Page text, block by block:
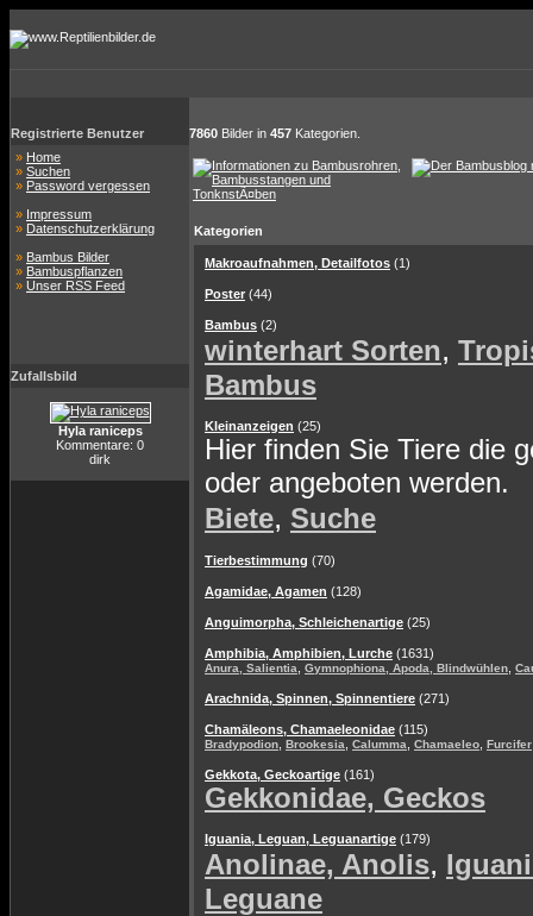
Registrierte Benutzer
» Home
» Suchen
» Password vergessen
» Impressum
» Datenschutzerklärung
» Bambus Bilder
» Bambuspflanzen
» Unser RSS Feed
Zufallsbild
Hyla raniceps
Kommentare: 0
dirk
7860 Bilder in 457 Kategorien.
Kategorien
Makroaufnahmen, Detailfotos (1)
Poster (44)
Bambus (2)
winterhart Sorten,
Bambus
Kleinanzeigen (25)
Hier finden Sie Tiere die
oder angeboten werden.
Biete, Suche
Tierbestimmung (70)
Agamidae, Agamen (128)
Anguimorpha, Schleichenartige (25)
Amphibia, Amphibien, Lurche (1631)
Anura, Salientia Gymnophiona, Apoda, Blindwühlen
Arachnida, Spinnen, Spinnentiere (271)
Chamäleons, Chamaeleonidae (115)
Bradypodion Brookesia Calumma Chamaeleo Furcifer
Gekkota, Geckoartige (161)
Gekkonidae, Geckos
Iguania, Leguan, Leguanartige (179)
Anolinae, Anolis,
Leguane